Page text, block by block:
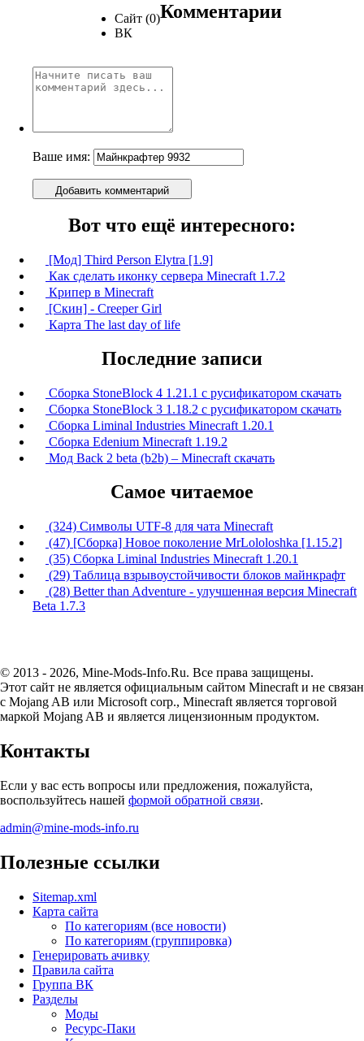
Сайт (0)
ВК
Комментарии
Ваше имя:
Добавить комментарий
Вот что ещё интересного:
[Мод] Third Person Elytra [1.9]
Как сделать иконку сервера Minecraft 1.7.2
Крипер в Minecraft
[Скин] - Creeper Girl
Карта The last day of life
Последние записи
Сборка StoneBlock 4 1.21.1 с русификатором скачать
Сборка StoneBlock 3 1.18.2 с русификатором скачать
Сборка Liminal Industries Minecraft 1.20.1
Сборка Edenium Minecraft 1.19.2
Мод Back 2 beta (b2b) – Minecraft скачать
Самое читаемое
(324) Символы UTF-8 для чата Minecraft
(47) [Сборка] Новое поколение MrLololoshka [1.15.2]
(35) Сборка Liminal Industries Minecraft 1.20.1
(29) Таблица взрывоустойчивости блоков майнкрафт
(28) Better than Adventure - улучшенная версия Minecraft
Beta 1.7.3
© 2013 - 2026, Mine-Mods-Info.Ru. Все права защищены.
Этот сайт не является официальным сайтом Minecraft и не связан
с Mojang AB или Microsoft corp., Minecraft является торговой
маркой Mojang AB и является лицензионным продуктом.
Контакты
Если у вас есть вопросы или предложения, пожалуйста,
воспользуйтесь нашей формой обратной связи.
admin@mine-mods-info.ru
Полезные ссылки
Sitemap.xml
Карта сайта
По категориям (все новости)
По категориям (группировка)
Генерировать ачивку
Правила сайта
Группа ВК
Разделы
Моды
Ресурс-Паки